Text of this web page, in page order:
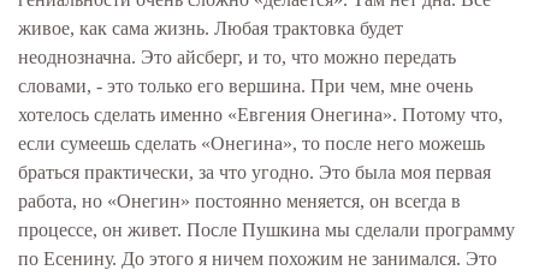
живое, как сама жизнь. Любая трактовка будет
неоднозначна. Это айсберг, и то, что можно передать
словами, - это только его вершина. При чем, мне очень
хотелось сделать именно «Евгения Онегина». Потому что,
если сумеешь сделать «Онегина», то после него можешь
браться практически, за что угодно. Это была моя первая
работа, но «Онегин» постоянно меняется, он всегда в
процессе, он живет. После Пушкина мы сделали программу
по Есенину. До этого я ничем похожим не занимался. Это